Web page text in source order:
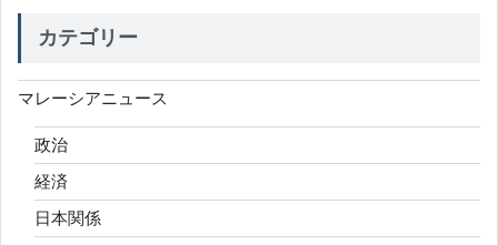
カテゴリー
マレーシアニュース
政治
経済
日本関係